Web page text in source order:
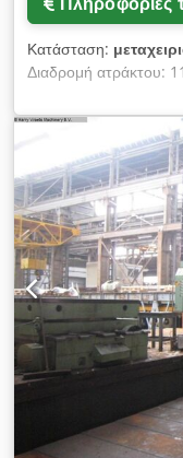
Κατάσταση:
Διαδρομή ατράκτου:
6000 mm Εγκάρσια
Διαδρομή βάση σε
ατράκτου
Τάση: 380 V
δεδομένα
χρήστη και συνεπώς
για ενδιάμεση
προϋποθέσεις
δικά μας
τ.μ. αποθηκευτικών
από 10.000 είδη
να πουλήσετε
επιχείρησή σας,
προσφορές θα βρείτε
πραγματοποιούνται
ομάδα Markus